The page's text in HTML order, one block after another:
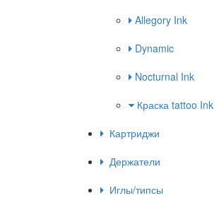
Allegory Ink
Dynamic
Nocturnal Ink
Краска tattoo Ink
Картриджи
Держатели
Иглы/типсы